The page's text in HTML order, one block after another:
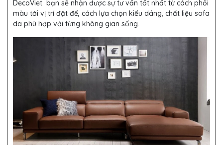
DecoViet bạn sẽ nhận được sự tư vấn tốt nhất từ cách phối
màu tới vị trí đặt để, cách lựa chọn kiểu dáng, chất liệu sofa
da phù hợp với từng không gian sống.